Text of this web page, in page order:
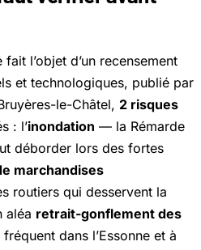
l’objet d’un recensement
et technologiques, publié par
le-Châtel, 2 risques
: l’inondation — la Rémarde
déborder lors des fortes
marchandises
routiers qui desservent la
aléa retrait-gonflement des
dans l’Essonne et à